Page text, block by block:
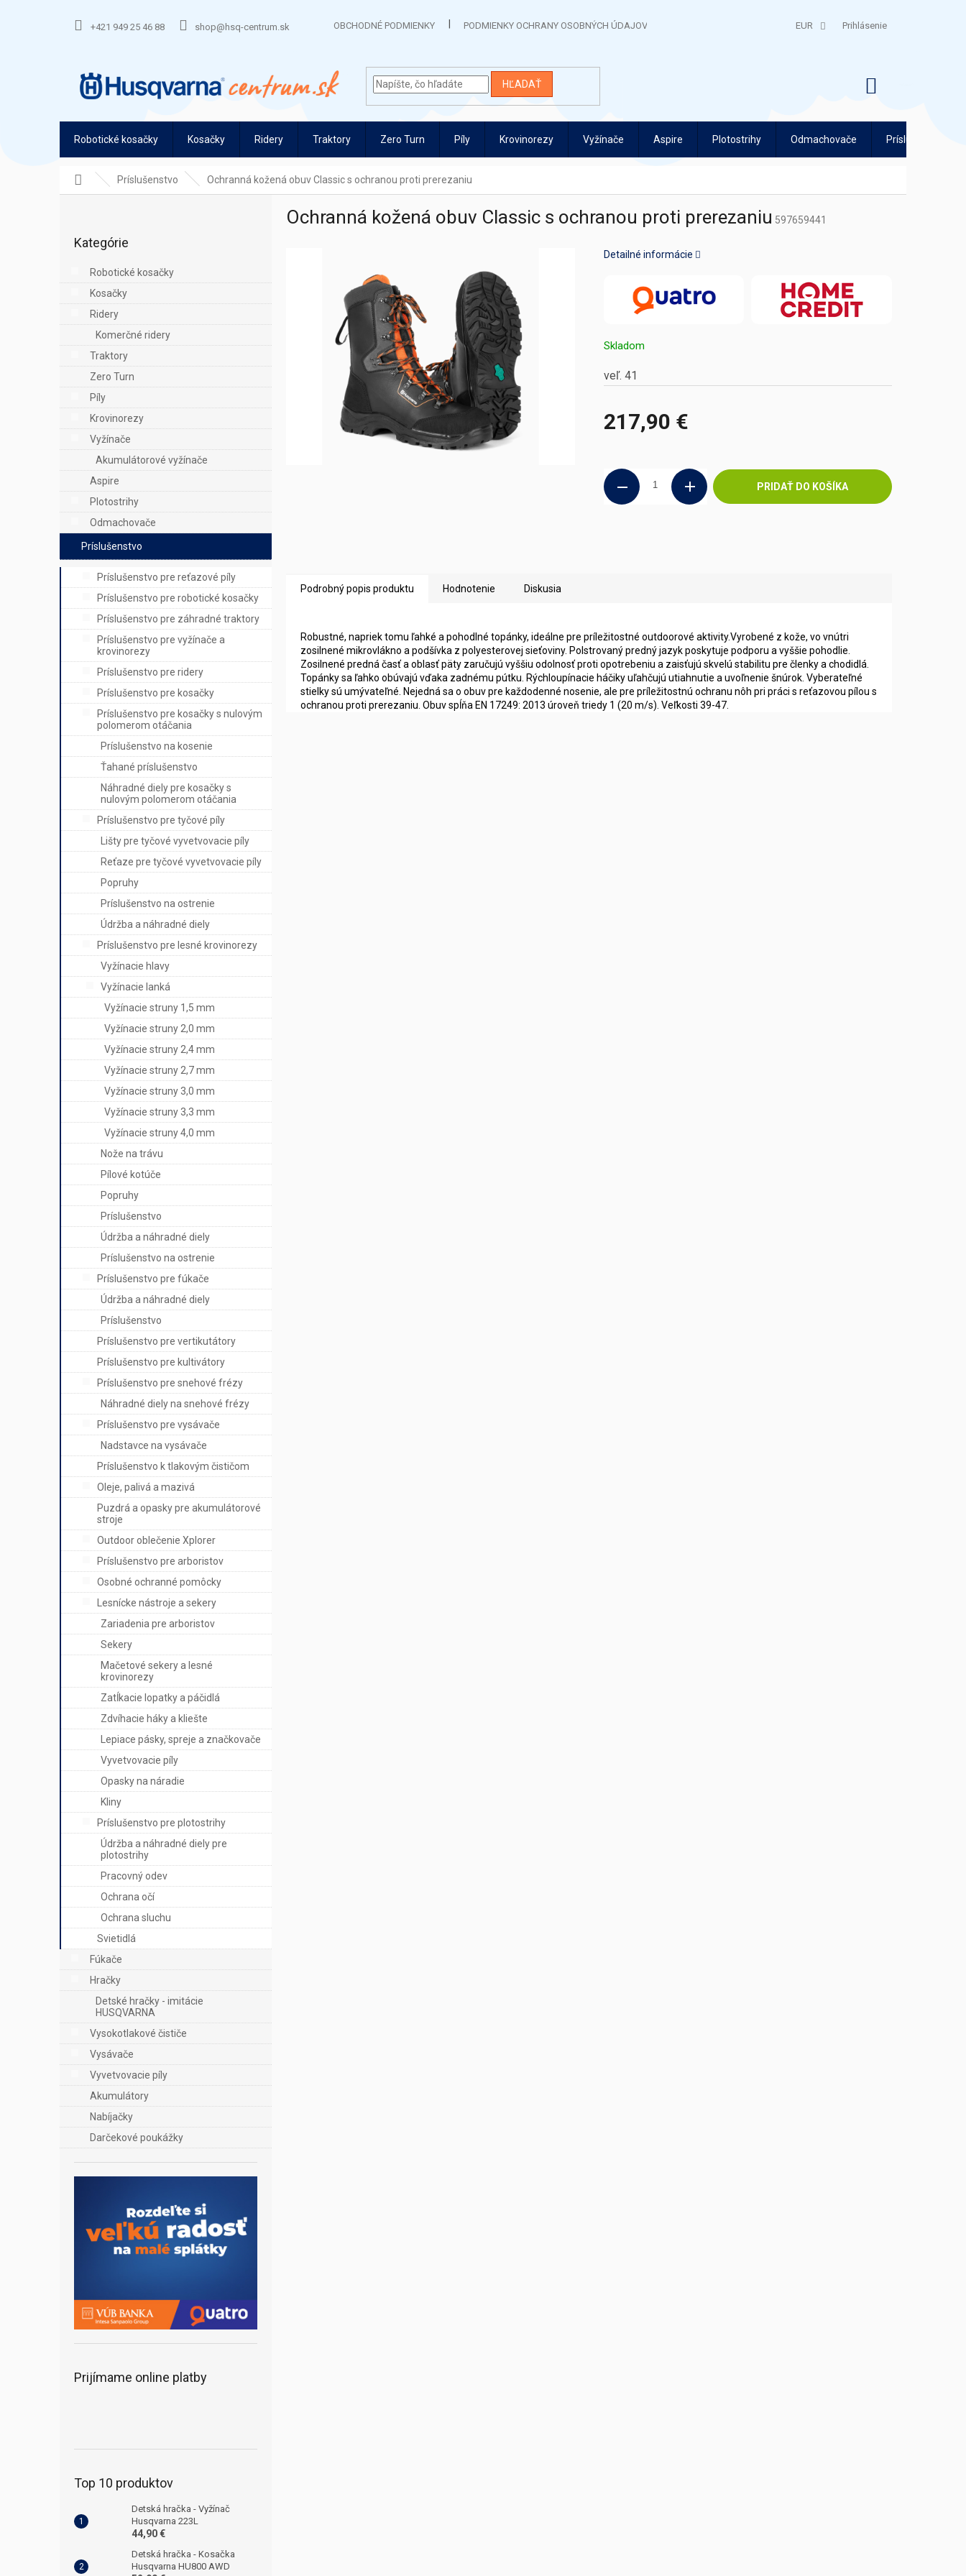
+421 949 25 46 88 shop@hsq-centrum.sk OBCHODNÉ PODMIENKY PODMIENKY OCHRANY OSOBNÝCH ÚDAJOV EUR Prihlásenie
HĽADAŤ
Robotické kosačky Kosačky Ridery Traktory Zero Turn Píly Krovinorezy Vyžínače Aspire Plotostrihy Odmachovače Príslušenstvo
DomovPríslušenstvo Ochranná kožená obuv Classic s ochranou proti prerezaniu
p
e
l
kategórie
Kategórie
Robotické kosačky
Kosačky
Ridery
Komerčné ridery
Traktory
Zero Turn
Píly
Krovinorezy
Vyžínače
Akumulátorové vyžínače
Aspire
Plotostrihy
Odmachovače
Príslušenstvo
Príslušenstvo pre reťazové píly
Príslušenstvo pre robotické kosačky
Príslušenstvo pre záhradné traktory
Príslušenstvo pre vyžínače a
krovinorezy
Príslušenstvo pre ridery
Príslušenstvo pre kosačky
Príslušenstvo pre kosačky s nulovým
polomerom otáčania
Príslušenstvo na kosenie
Ťahané príslušenstvo
Náhradné diely pre kosačky s
nulovým polomerom otáčania
Príslušenstvo pre tyčové píly
Lišty pre tyčové vyvetvovacie píly
Reťaze pre tyčové vyvetvovacie píly
Popruhy
Príslušenstvo na ostrenie
Údržba a náhradné diely
Príslušenstvo pre lesné krovinorezy
Vyžínacie hlavy
Vyžínacie lanká
Vyžínacie struny 1,5 mm
Vyžínacie struny 2,0 mm
Vyžínacie struny 2,4 mm
Vyžínacie struny 2,7 mm
Vyžínacie struny 3,0 mm
Vyžínacie struny 3,3 mm
Vyžínacie struny 4,0 mm
Nože na trávu
Pílové kotúče
Popruhy
Príslušenstvo
Údržba a náhradné diely
Príslušenstvo na ostrenie
Príslušenstvo pre fúkače
Údržba a náhradné diely
Príslušenstvo
Príslušenstvo pre vertikutátory
Príslušenstvo pre kultivátory
Príslušenstvo pre snehové frézy
Náhradné diely na snehové frézy
Príslušenstvo pre vysávače
Nadstavce na vysávače
Príslušenstvo k tlakovým čističom
Oleje, palivá a mazivá
Puzdrá a opasky pre akumulátorové
stroje
Outdoor oblečenie Xplorer
Príslušenstvo pre arboristov
Osobné ochranné pomôcky
Lesnícke nástroje a sekery
Zariadenia pre arboristov
Sekery
Mačetové sekery a lesné
krovinorezy
Zatĺkacie lopatky a páčidlá
Zdvíhacie háky a kliešte
Lepiace pásky, spreje a značkovače
Vyvetvovacie píly
Opasky na náradie
Kliny
Príslušenstvo pre plotostrihy
Údržba a náhradné diely pre
plotostrihy
Pracovný odev
Ochrana očí
Ochrana sluchu
Svietidlá
Fúkače
Hračky
Detské hračky - imitácie
HUSQVARNA
Vysokotlakové čističe
Vysávače
Vyvetvovacie píly
Akumulátory
Nabíjačky
Darčekové poukážky
Prijímame online platby
Top 10 produktov
Detská hračka - Vyžínač
Husqvarna 223L
44,90 €
Detská hračka - Kosačka
Husqvarna HU800 AWD
Ochranná kožená obuv Classic s ochranou proti prerezaniu 597659441
217,90 €
Skladom
PRIDAŤ DO KOŠÍKA
veľ. 41
Detailné informácie
Podrobný popis produktu Hodnotenie Diskusia
Robustné, napriek tomu ľahké a pohodlné topánky, ideálne pre príležitostné outdoorové aktivity.Vyrobené z kože, vo vnútri
zosilnené mikrovlákno a podšívka z polyesterovej sieťoviny. Polstrovaný predný jazyk poskytuje podporu a vyššie pohodlie.
Zosilnené predná časť a oblasť päty zaručujú vyššiu odolnosť proti opotrebeniu a zaisťujú skvelú stabilitu pre členky a chodidlá.
Topánky sa ľahko obúvajú vďaka zadnému pútku. Rýchloupínacie háčiky uľahčujú utiahnutie a uvoľnenie šnúrok. Vyberateľné
stielky sú umývateľné. Nejedná sa o obuv pre každodenné nosenie, ale pre príležitostnú ochranu nôh pri práci s reťazovou pílou s
ochranou proti prerezaniu. Obuv spĺňa EN 17249: 2013 úroveň triedy 1 (20 m/s). Veľkosti 39-47.